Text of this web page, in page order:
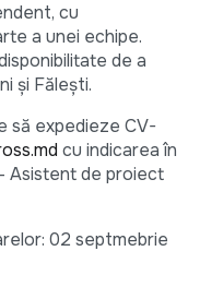
cu
a unei echipe.
de a
și Fălești.
să expedieze CV-
cu indicarea în
Asistent de proiect
02 septmebrie